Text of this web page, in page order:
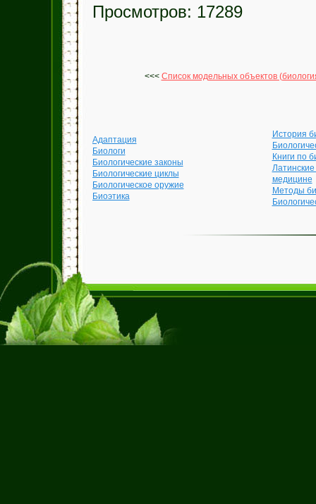
Просмотров: 17289
<<< Список модельных объектов
Адаптация
Биологи
Биологические законы
Биологические циклы
Биологическое оружие
Биоэтика
История
Книги по
медицине
Методы